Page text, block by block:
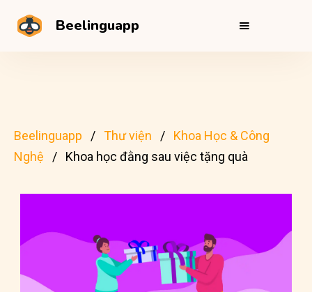
Beelinguapp
Beelinguapp Thư viện
Khoa Học & Công
Nghệ
Khoa học đằng sau việc tặng quà